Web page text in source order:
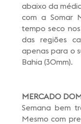
abaixo da
com a Somar
tempo seco
das regiões
apenas para o
Bahia (30mm).
MERCADO
Semana bem
Mesmo com